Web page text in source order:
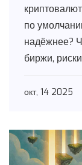
по
надёжнее?
биржи,
окт, 14 2025